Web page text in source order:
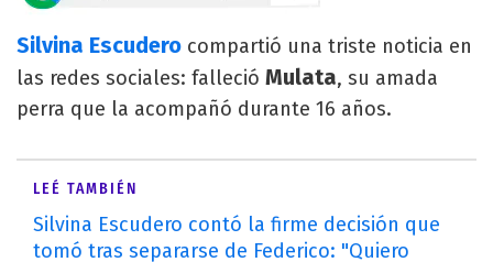
Silvina Escudero compartió una triste noticia en
las redes sociales: falleció Mulata, su amada
perra que la acompañó durante 16 años.
LEÉ TAMBIÉN
Silvina Escudero contó la firme decisión que
tomó tras separarse de Federico: "Quiero